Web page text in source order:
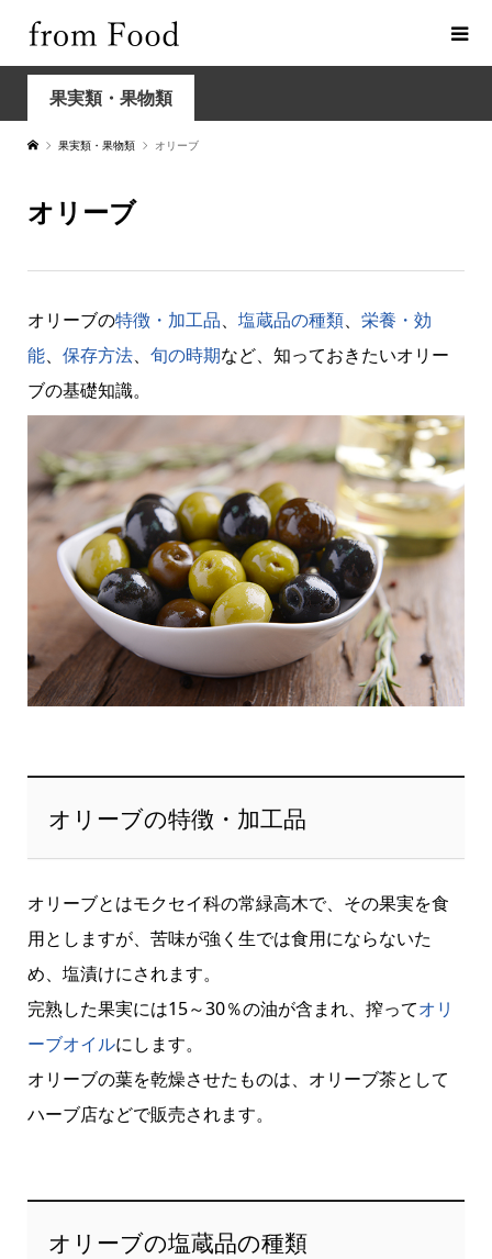
果実類・果物類
果実類・果物類 オリーブ
オリーブ
オリーブの特徴・加工品、 塩蔵品の種類、 栄養・効
能、 保存方法、 旬の時期など、知っておきたいオリー
ブの基礎知識。
オリーブの特徴・加工品
オリーブとはモクセイ科の常緑高木で、その果実を食
用としますが、苦味が強く生では食用にならないた
め、塩漬けにされます。
完熟した果実には15～30％の油が含まれ、搾ってオリ
ーブオイルにします。
オリーブの葉を乾燥させたものは、オリーブ茶として
ハーブ店などで販売されます。
オリーブの塩蔵品の種類